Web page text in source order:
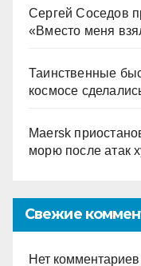
Сергей Соседов
«Вместо меня
Таинственные
космосе
Maersk
морю после атак
Свежие
Нет